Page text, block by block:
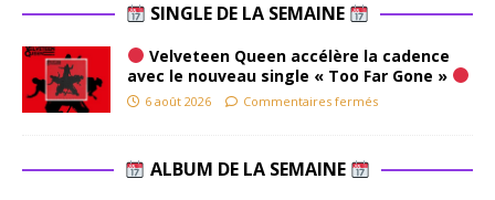
SINGLE DE LA SEMAINE
Velveteen Queen accélère la cadence
avec le nouveau single « Too Far Gone »
6 août 2026 Commentaires fermés
ALBUM DE LA SEMAINE